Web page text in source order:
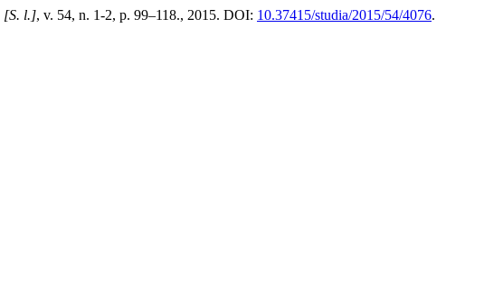
[S. l.], v. 54, n. 1-2, p. 99–118., 2015. DOI: 10.37415/studia/2015/54/4076.